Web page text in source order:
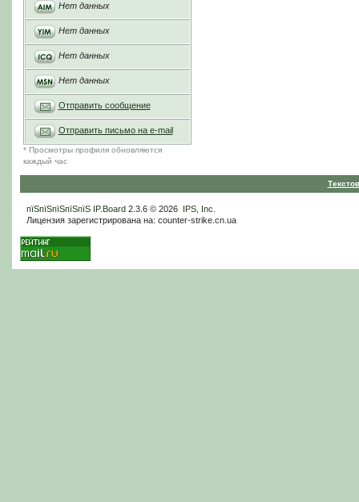
Нет данных
Нет данных
Нет данных
Нет данных
Отправить сообщение
Отправить письмо на e-mail
* Просмотры профиля обновляются
каждый час
пїЅпїЅпїЅпїЅпїЅ IP.Board2.3.6 © 2026 IPS, Inc
Лицензия зарегистрирована на: counter-strike.cn.ua